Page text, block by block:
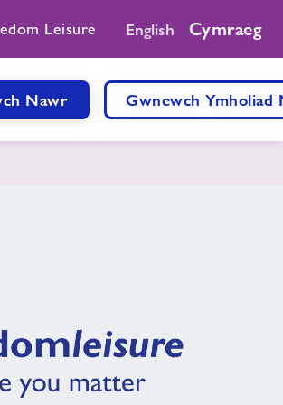
Leisure English Cymraeg
Nawr Gwnewch Ymholiad